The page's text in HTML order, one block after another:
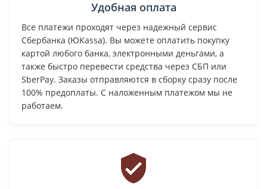
Удобная оплата
Все платежи проходят через надежный сервис
Сбербанка (ЮKassa). Вы можете оплатить покупку
картой любого банка, электронными деньгами, а
также быстро перевести средства через СБП или
SberPay. Заказы отправляются в сборку сразу после
100% предоплаты. С наложенным платежом мы не
работаем.